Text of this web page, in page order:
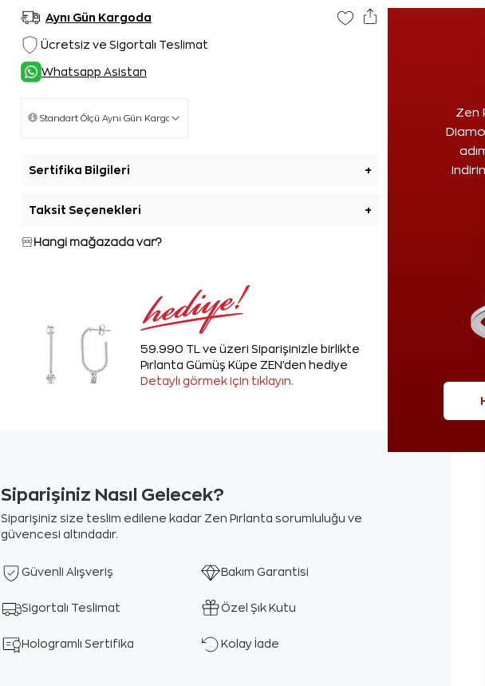
Zen
Aynı Gün Kargoda
Ücretsiz ve Sigortalı Teslimat
Whatsapp Asistan
Sertifika Bilgileri +
Taksit Seçenekleri +
Hangi mağazada var?
59.990 TL ve üzeri Siparişinizle birlikte
Pırlanta Gümüş Küpe ZEN'den hediye
Detaylı görmek için tıklayın.
Siparişiniz Nasıl Gelecek?
Siparişiniz size teslim edilene kadar Zen Pırlanta sorumluluğu ve
güvencesi altındadır.
Güvenli Alışveriş Bakım Garantisi
Sigortalı Teslimat Özel Şık Kutu
Hologramlı Sertifika Kolay İade